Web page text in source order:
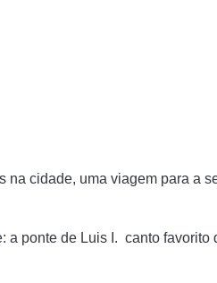
na cidade, uma viagem para a
a ponte de Luis I. canto favorito